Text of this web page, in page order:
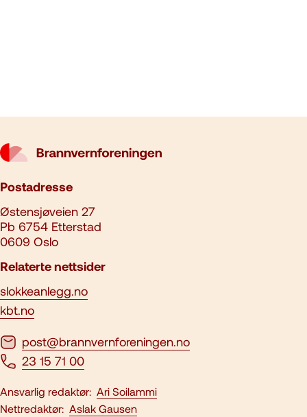
Postadresse
Østensjøveien 27
Pb 6754 Etterstad
0609 Oslo
Relaterte nettsider
slokkeanlegg.no
kbt.no
post@brannvernforeningen.no
23 15 71 00
Ansvarlig redaktør: Ari Soilammi
Nettredaktør: Aslak Gausen